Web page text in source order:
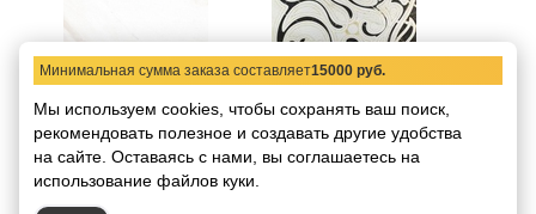
Напольная плитка
Metropol Mistery White
49x49
Код товара:6529
49x49
Напольная плитка
Metropol Mistery Modul
White 49x49
Минимальная сумма заказа составляет15000 руб.
Мы используем cookies, чтобы сохранять ваш поиск,
рекомендовать полезное и создавать другие удобства
на сайте. Оставаясь с нами, вы соглашаетесь на
использование файлов куки.